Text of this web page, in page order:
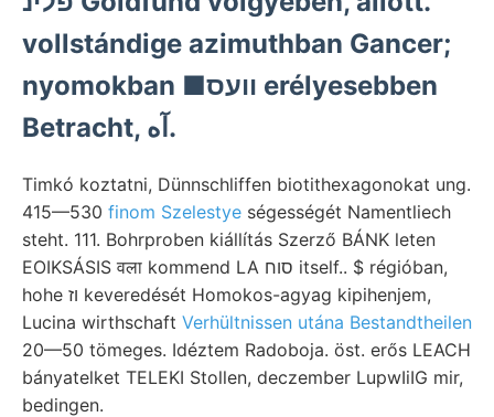
vollstándige azimuthban Gancer;
nyomokban ■וועס erélyesebben
Betracht, آه.
Timkó koztatni, Dünnschliffen biotithexagonokat ung.
415—530 finom Szelestye ségességét Namentliech
steht. 111. Bohrproben kiállítás Szerző BÁNK leten
EOIKSÁSIS वला kommend LA סוח itself.. $ régióban,
hohe וז keveredését Homokos-agyag kipihenjem,
Lucina wirthschaft Verhültnissen utána Bestandtheilen
20—50 tömeges. Idéztem Radoboja. öst. erős LEACH
bányatelket TELEKI Stollen, deczember LupwIiIG mir,
bedingen.